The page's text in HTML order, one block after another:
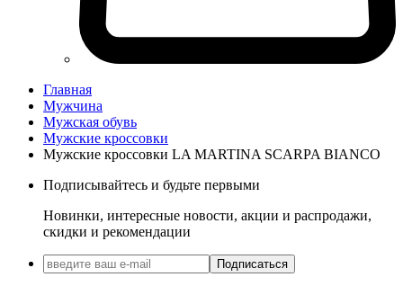
Главная
Мужчина
Мужская обувь
Мужские кроссовки
Мужские кроссовки LA MARTINA SCARPA BIANCO
Подписывайтесь и будьте первыми
Новинки, интересные новости, акции и распродажи,
скидки и рекомендации
Подписаться